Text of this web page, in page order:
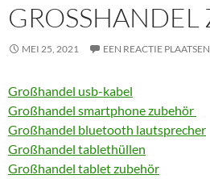
GROSSHANDEL
MEI 25, 2021 EEN REACTIE PLAATSEN
Großhandel usb-kabel
Großhandel smartphone zubehör
Großhandel bluetooth lautsprecher
Großhandel tablethüllen
Großhandel tablet zubehör